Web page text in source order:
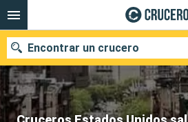
Encontrar un crucero